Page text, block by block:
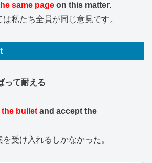
same page on this matter.
私たち全員が同じ意見です。
って耐える
the bulletand accept the
受け入れるしかなかった。